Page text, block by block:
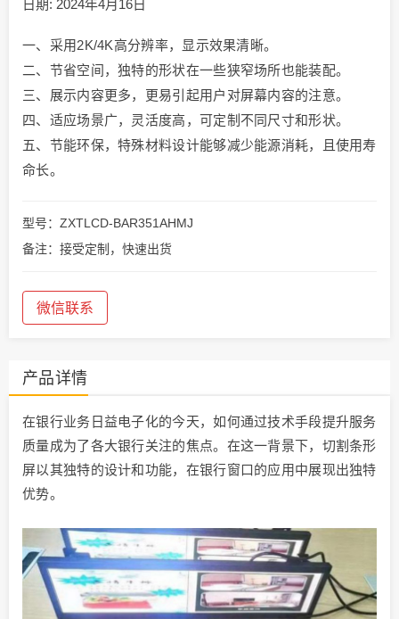
日期: 2024年4月16日
一、采用2K/4K高分辨率，显示效果清晰。
二、节省空间，独特的形状在一些狭窄场所也能装配。
三、展示内容更多，更易引起用户对屏幕内容的注意。
四、适应场景广，灵活度高，可定制不同尺寸和形状。
五、节能环保，特殊材料设计能够减少能源消耗，且使用寿
命长。
型号：ZXTLCD-BAR351AHMJ
备注：接受定制，快速出货
微信联系
产品详情
在银行业务日益电子化的今天，如何通过技术手段提升服务
质量成为了各大银行关注的焦点。在这一背景下，切割条形
屏以其独特的设计和功能，在银行窗口的应用中展现出独特
优势。